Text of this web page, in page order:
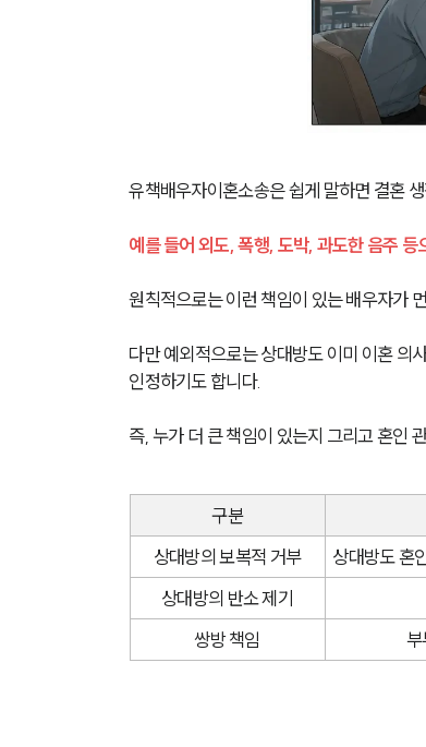
유책배우자이혼소송은 쉽게 말하면 결혼
예를 들어 외도, 폭행, 도박, 과도한 음주
원칙적으로는 이런 책임이 있는 배우자가
다만 예외적으로는 상대방도 이미 이혼 의
인정하기도 합니다.
즉, 누가 더 큰 책임이 있는지 그리고 혼인
구분
상대방의 보복적 거부
상대방도 혼
상대방의 반소 제기
쌍방 책임
부